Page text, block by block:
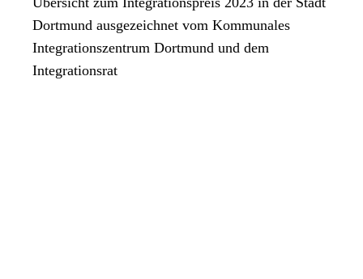
Dortmund ausgezeichnet vom Kommunales
Integrationszentrum Dortmund und dem
Integrationsrat